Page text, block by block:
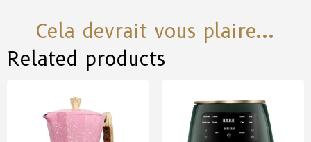
Cela devrait vous plaire...
Related products